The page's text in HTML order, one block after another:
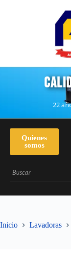
22
Quienes
somos
Inicio Lavadoras